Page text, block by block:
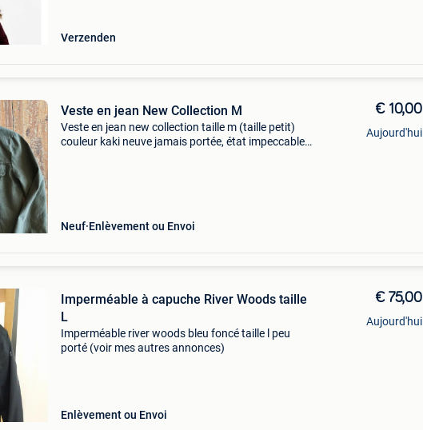
Verzenden
Veste en jean New Collection M
Veste en jean new collection taille m (taille petit)
couleur kaki neuve jamais portée, état impeccable
Neuf Enlèvement ou Envoi
€ 10,00
Aujourd'hui
Imperméable à capuche River Woods taille
L
Imperméable river woods bleu foncé taille l peu
porté (voir mes autres annonces)
Enlèvement ou Envoi
€ 75,00
Aujourd'hui